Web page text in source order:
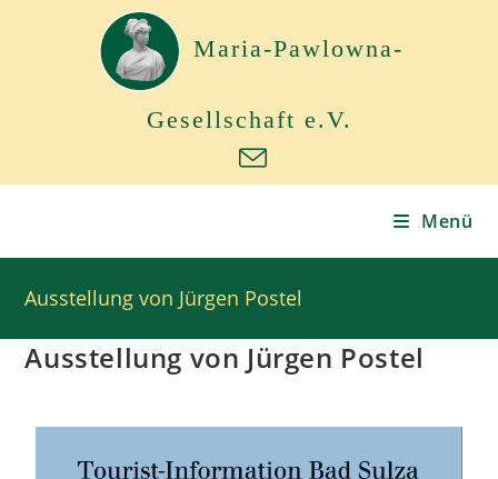
Maria-Pawlowna-
Gesellschaft e.V.
Menü
Ausstellung von Jürgen Postel
Ausstellung von Jürgen Postel